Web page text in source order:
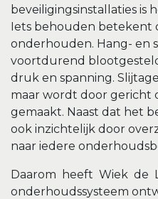
beveiligingsinstallaties is
Iets behouden betekent
onderhouden. Hang- en
voortdurend
druk en spanning.
maar wordt door gericht
gemaakt. Naast dat het
ook inzichtelijk door
naar iedere
Daarom heeft Wiek de
onderhoudssysteem